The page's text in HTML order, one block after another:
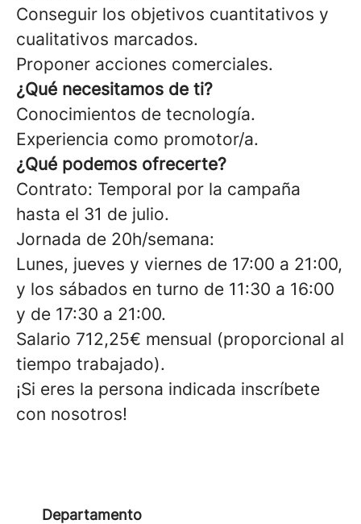
Conseguir los objetivos cuantitativos y
cualitativos marcados.
Proponer acciones comerciales.
¿Qué necesitamos de ti?
Conocimientos de tecnología.
Experiencia como promotor/a.
¿Qué podemos ofrecerte?
Contrato: Temporal por la campaña
hasta el 31 de julio.
Jornada de 20h/semana:
Lunes, jueves y viernes de 17:00 a 21:00,
y los sábados en turno de 11:30 a 16:00
y de 17:30 a 21:00.
Salario 712,25€ mensual (proporcional al
tiempo trabajado).
¡Si eres la persona indicada inscríbete
con nosotros!
Departamento